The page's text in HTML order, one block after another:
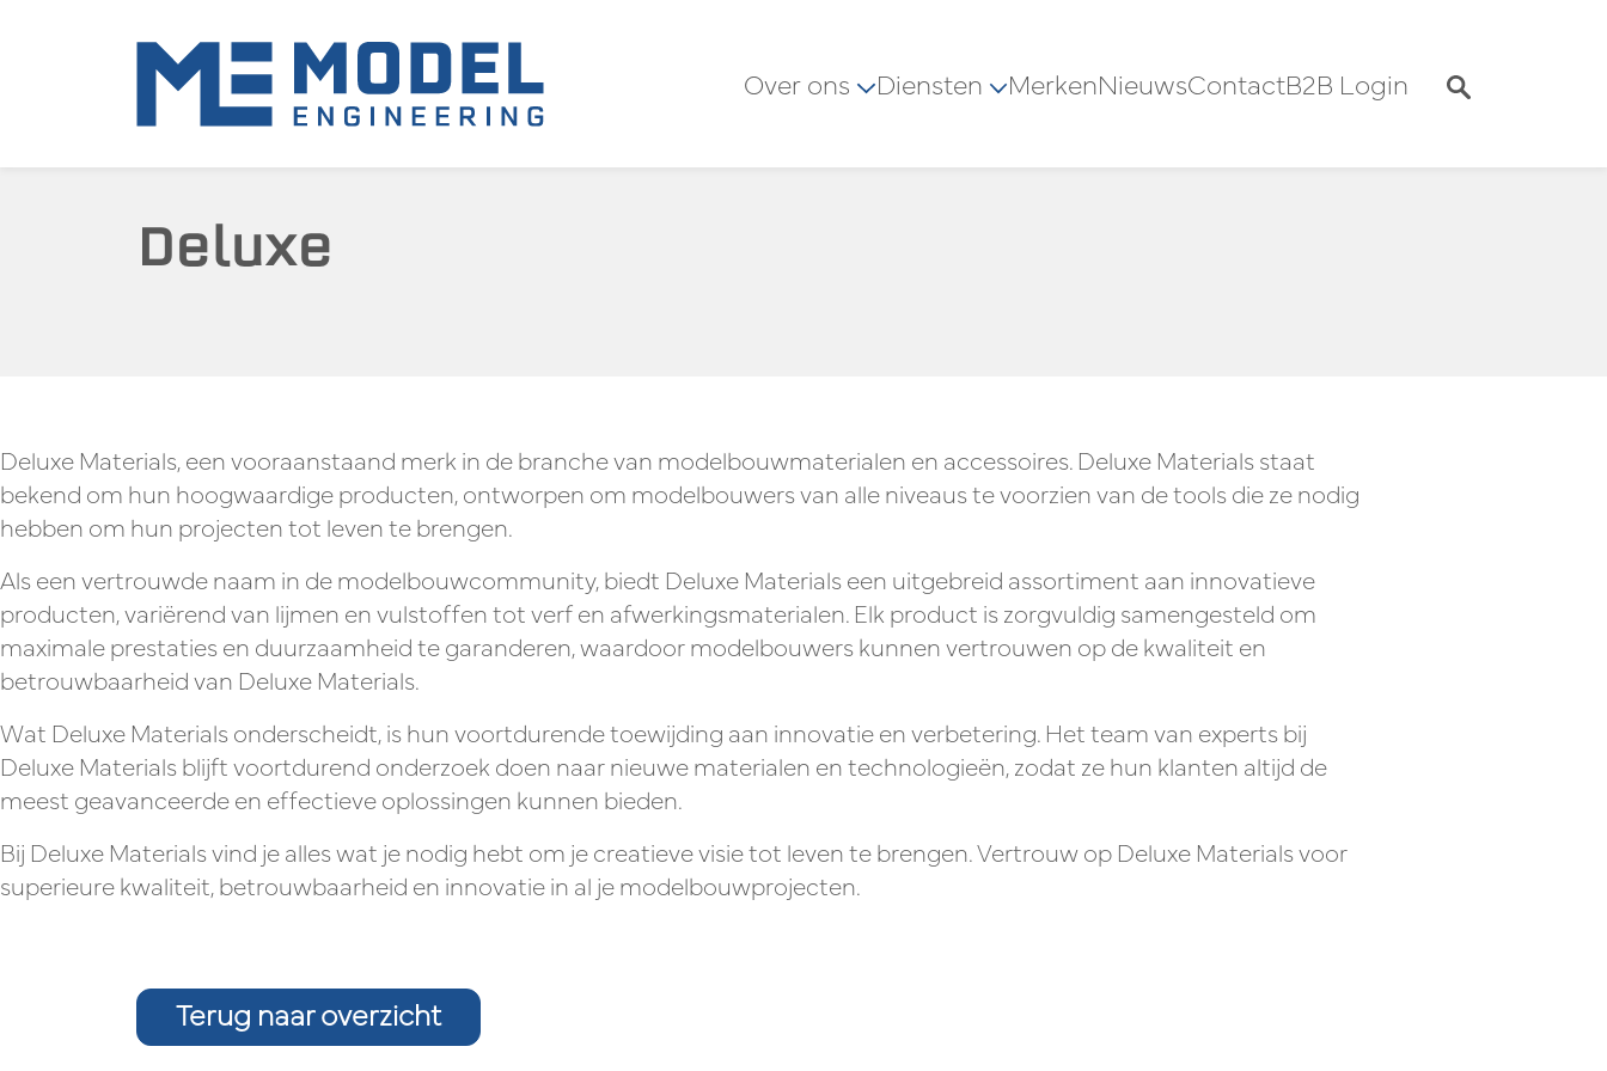
Over ons Diensten MerkenNieuwsContactB2B Login
Deluxe
Deluxe Materials, een vooraanstaand merk in de branche van modelbouwmaterialen en accessoires. Deluxe Materials staat
bekend om hun hoogwaardige producten, ontworpen om modelbouwers van alle niveaus te voorzien van de tools die ze nodig
hebben om hun projecten tot leven te brengen.
Als een vertrouwde naam in de modelbouwcommunity, biedt Deluxe Materials een uitgebreid assortiment aan innovatieve
producten, variërend van lijmen en vulstoffen tot verf en afwerkingsmaterialen. Elk product is zorgvuldig samengesteld om
maximale prestaties en duurzaamheid te garanderen, waardoor modelbouwers kunnen vertrouwen op de kwaliteit en
betrouwbaarheid van Deluxe Materials.
Wat Deluxe Materials onderscheidt, is hun voortdurende toewijding aan innovatie en verbetering. Het team van experts bij
Deluxe Materials blijft voortdurend onderzoek doen naar nieuwe materialen en technologieën, zodat ze hun klanten altijd de
meest geavanceerde en effectieve oplossingen kunnen bieden.
Bij Deluxe Materials vind je alles wat je nodig hebt om je creatieve visie tot leven te brengen. Vertrouw op Deluxe Materials voor
superieure kwaliteit, betrouwbaarheid en innovatie in al je modelbouwprojecten.
Terug naar overzicht